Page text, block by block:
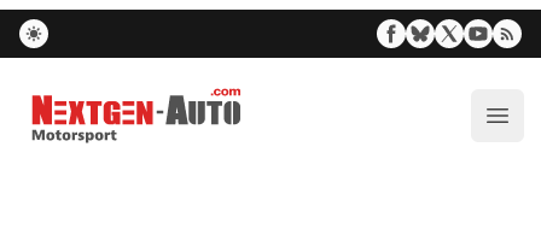
Nextgen-Auto.com